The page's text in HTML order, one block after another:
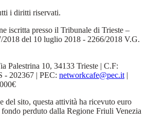
i diritti riservati.
iscritta presso il Tribunale di Trieste –
2018 del 10 luglio 2018 - 2266/2018 V.G.
Palestrina 10, 34133 Trieste | C.F:
- 202367 | PEC: networkcafe@pec.it |
del sito, questa attività ha ricevuto euro
perduto dalla Regione Friuli Venezia